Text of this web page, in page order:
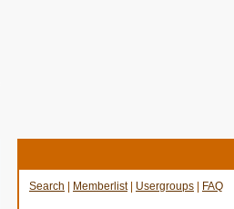
Search Memberlist| Usergroups FAQ